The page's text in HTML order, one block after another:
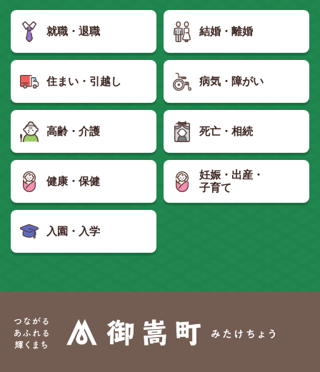
就職・退職 結婚・離婚
住まい・引越し 病気・障がい
高齢・介護 死亡・相続
健康・保健
妊娠・出産・
子育て
入園・入学